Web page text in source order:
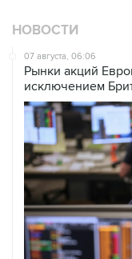
НОВОСТИ
07 августа, 06:06
Рынки акций
исключением